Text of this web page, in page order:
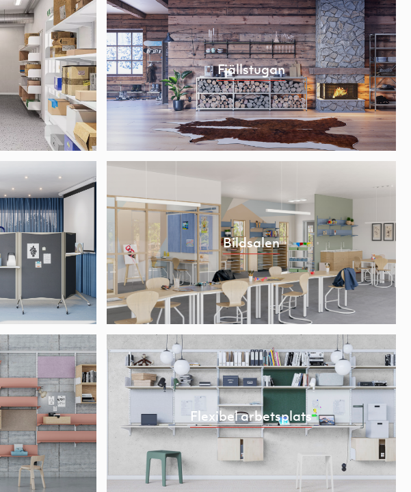
Fjällstugan
Bildsalen
Flexibel arbetsplats